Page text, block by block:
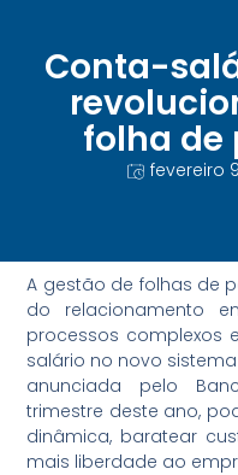
Conta-
folha de
fevereiro
A gestão de folhas de
do relacionamento
processos complexos
salário no novo
anunciada pelo
trimestre deste ano,
dinâmica, baratear
mais liberdade ao